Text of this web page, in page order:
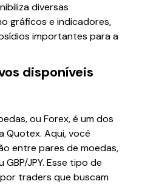
diversas
gráficos e indicadores,
importantes para a
disponíveis
ou Forex, é um dos
Quotex. Aqui, você
entre pares de moedas,
GBP/JPY. Esse tipo de
traders que buscam